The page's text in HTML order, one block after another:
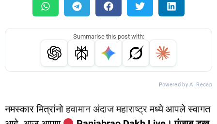
Summarise this post with:
Powered by AI Recap
नमस्कार मित्रांनोहवामान अंदाज महाराष्ट्रमध्ये आपले स्वागत